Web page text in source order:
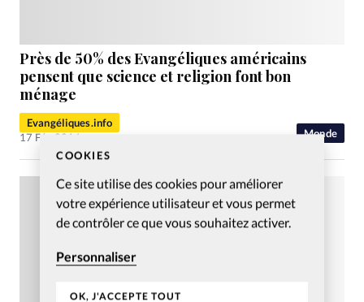
COOKIES
Ce site utilise des cookies pour améliorer
votre expérience utilisateur et vous permet
de contrôler ce que vous souhaitez activer.
Personnaliser
OK, J'ACCEPTE TOUT
Monde
Près de 50% des Evangéliques américains
pensent que science et religion font bon
ménage
Evangéliques.info
17 Fév 2014